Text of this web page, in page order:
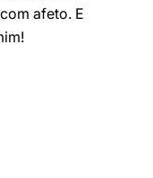
afeto. E